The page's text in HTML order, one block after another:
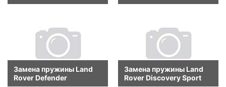
Замена пружины Land
Rover Defender
Замена пружины Land
Rover Discovery Sport